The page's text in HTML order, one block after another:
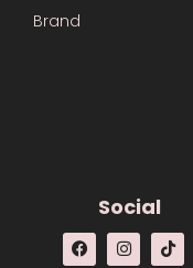
Brand
Social